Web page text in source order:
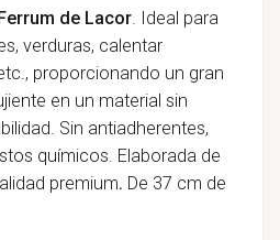
de Lacor. Ideal para
verduras, calentar
proporcionando un gran
en un material sin
Sin antiadherentes,
químicos. Elaborada de
premium. De 37 cm de